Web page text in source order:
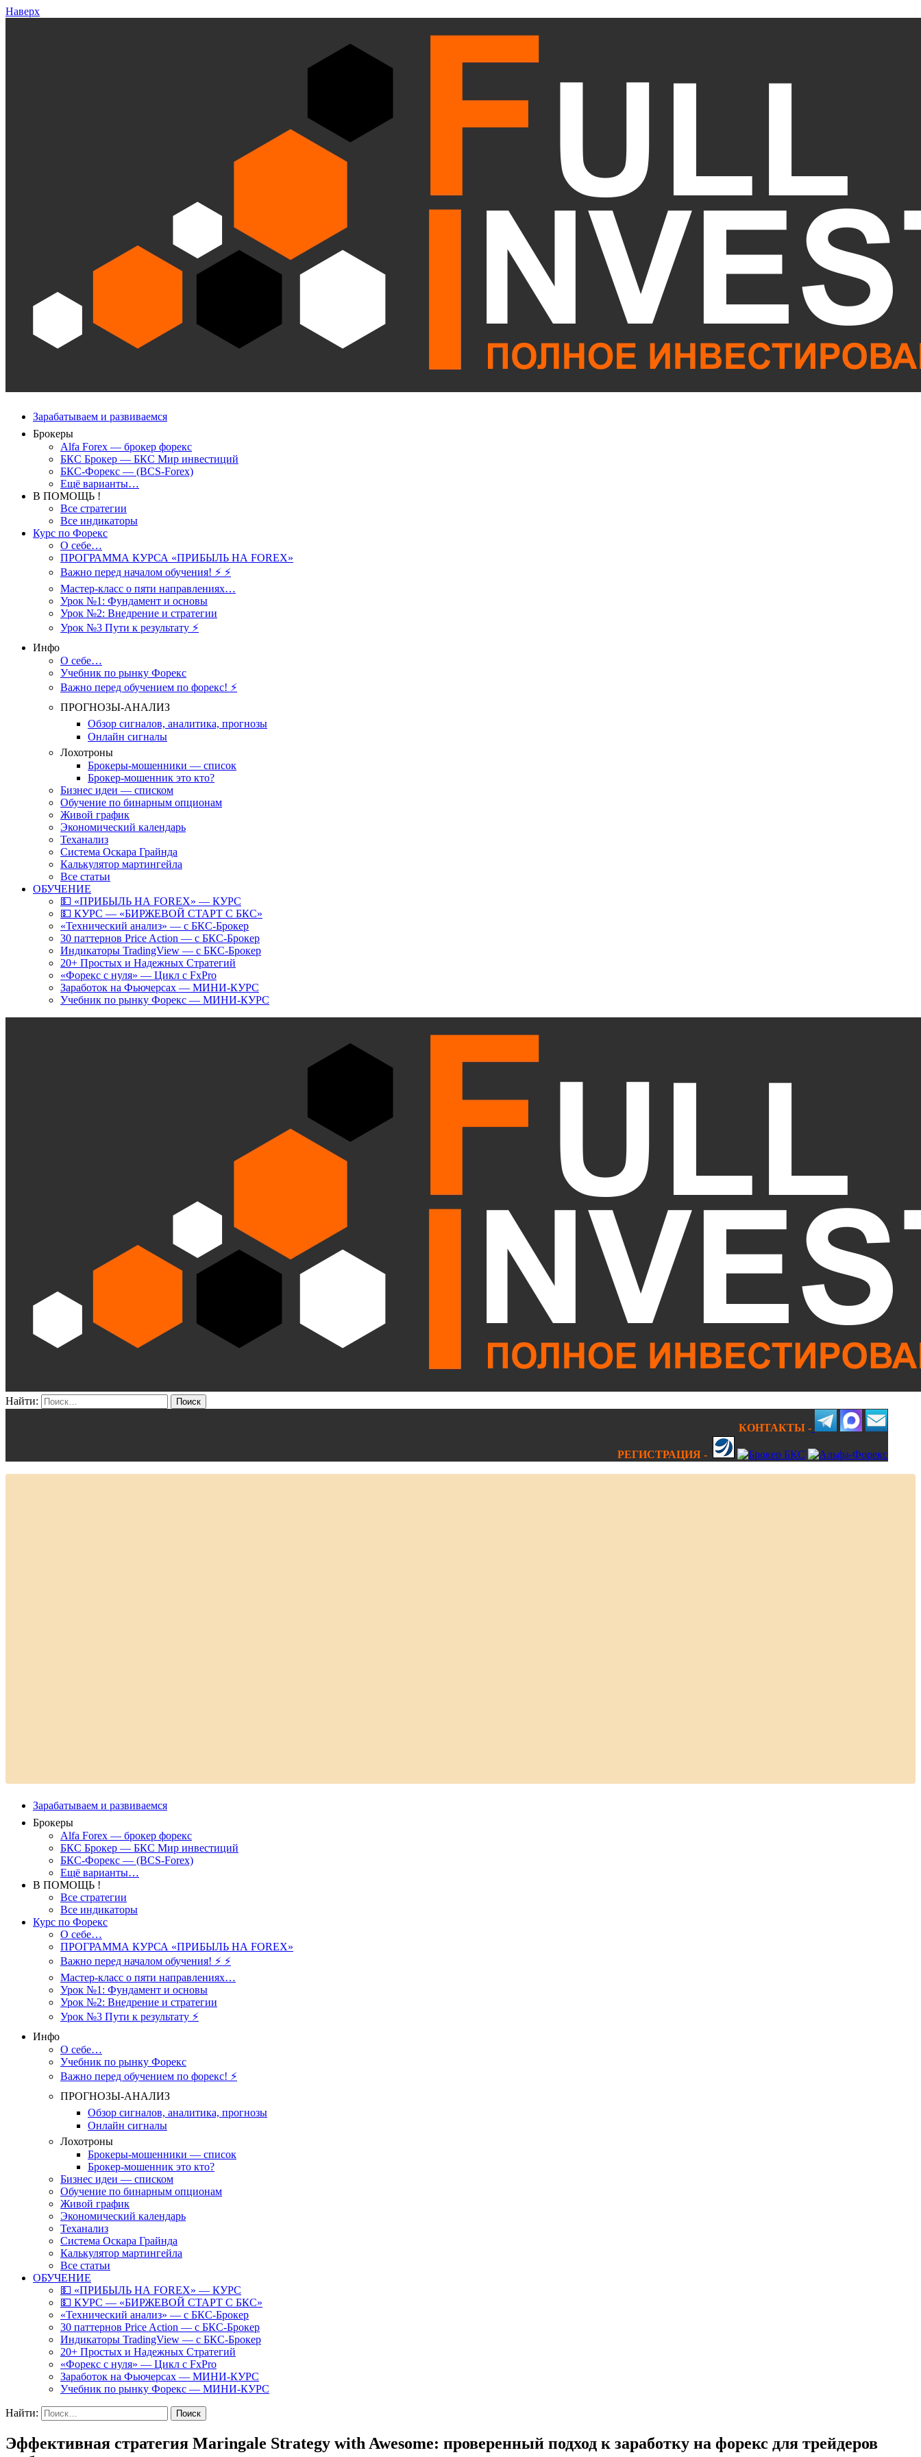
Наверх
Зарабатываем и развиваемся
Брокеры
Alfa Forex — брокер форекс
БКС Брокер — БКС Мир инвестиций
БКС-Форекс — (BCS-Forex)
Ещё варианты…
В ПОМОЩЬ !
Все стратегии
Все индикаторы
Курс по Форекс
О себе…
ПРОГРАММА КУРСА «ПРИБЫЛЬ НА FOREX»
Важно перед началом обучения! ⚡ ⚡
Мастер-класс о пяти направлениях…
Урок №1: Фундамент и основы
Урок №2: Внедрение и стратегии
Урок №3 Пути к результату ⚡️
Инфо
О себе…
Учебник по рынку Форекс
Важно перед обучением по форекс! ⚡
ПРОГНОЗЫ-АНАЛИЗ
Обзор сигналов, аналитика, прогнозы
Онлайн сигналы
Лохотроны
Брокеры-мошенники — список
Брокер-мошенник это кто?
Бизнес идеи — списком
Обучение по бинарным опционам
Живой график
Экономический календарь
Теханализ
Система Оскара Грайнда
Калькулятор мартингейла
Все статьи
ОБУЧЕНИЕ
💵 «ПРИБЫЛЬ НА FOREX» — КУРС
💵 КУРС — «БИРЖЕВОЙ СТАРТ С БКС»
«Технический анализ» — с БКС-Брокер
30 паттернов Price Action — с БКС-Брокер
Индикаторы TradingView — с БКС-Брокер
20+ Простых и Надежных Стратегий
«Форекс с нуля» — Цикл с FxPro
Заработок на Фьючерсах — МИНИ-КУРС
Учебник по рынку Форекс — МИНИ-КУРС
Найти:
КОНТАКТЫ -
РЕГИСТРАЦИЯ -
Зарабатываем и развиваемся
Брокеры
Alfa Forex — брокер форекс
БКС Брокер — БКС Мир инвестиций
БКС-Форекс — (BCS-Forex)
Ещё варианты…
В ПОМОЩЬ !
Все стратегии
Все индикаторы
Курс по Форекс
О себе…
ПРОГРАММА КУРСА «ПРИБЫЛЬ НА FOREX»
Важно перед началом обучения! ⚡ ⚡
Мастер-класс о пяти направлениях…
Урок №1: Фундамент и основы
Урок №2: Внедрение и стратегии
Урок №3 Пути к результату ⚡️
Инфо
О себе…
Учебник по рынку Форекс
Важно перед обучением по форекс! ⚡
ПРОГНОЗЫ-АНАЛИЗ
Обзор сигналов, аналитика, прогнозы
Онлайн сигналы
Лохотроны
Брокеры-мошенники — список
Брокер-мошенник это кто?
Бизнес идеи — списком
Обучение по бинарным опционам
Живой график
Экономический календарь
Теханализ
Система Оскара Грайнда
Калькулятор мартингейла
Все статьи
ОБУЧЕНИЕ
💵 «ПРИБЫЛЬ НА FOREX» — КУРС
💵 КУРС — «БИРЖЕВОЙ СТАРТ С БКС»
«Технический анализ» — с БКС-Брокер
30 паттернов Price Action — с БКС-Брокер
Индикаторы TradingView — с БКС-Брокер
20+ Простых и Надежных Стратегий
«Форекс с нуля» — Цикл с FxPro
Заработок на Фьючерсах — МИНИ-КУРС
Учебник по рынку Форекс — МИНИ-КУРС
Найти:
Эффективная стратегия Maringale Strategy with Awesome: проверенный подход к заработку на форекс для трейдеров